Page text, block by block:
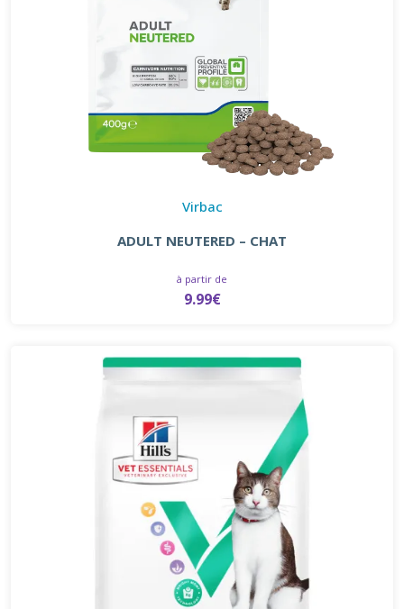
Virbac
ADULT NEUTERED – CHAT
à partir de
9.99€